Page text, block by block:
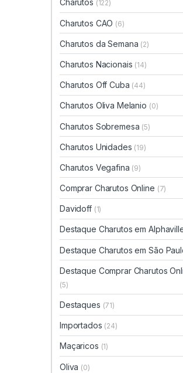
Charutos (122)
Charutos CAO (6)
Charutos da Semana (2)
Charutos Nacionais (14)
Charutos Off Cuba (44)
Charutos Oliva Melanio (0)
Charutos Sobremesa (5)
Charutos Unidades (19)
Charutos Vegafina (9)
Comprar Charutos Online (7)
Davidoff (1)
Destaque Charutos em
Destaque Charutos em São
Destaque Comprar Charutos
(5)
Destaques (71)
Importados (24)
Maçaricos (1)
Oliva (0)